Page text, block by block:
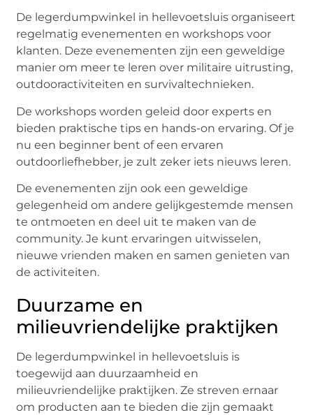
De legerdumpwinkel in hellevoetsluis organiseert
regelmatig evenementen en workshops voor
klanten. Deze evenementen zijn een geweldige
manier om meer te leren over militaire uitrusting,
outdooractiviteiten en survivaltechnieken.
De workshops worden geleid door experts en
bieden praktische tips en hands-on ervaring. Of je
nu een beginner bent of een ervaren
outdoorliefhebber, je zult zeker iets nieuws leren.
De evenementen zijn ook een geweldige
gelegenheid om andere gelijkgestemde mensen
te ontmoeten en deel uit te maken van de
community. Je kunt ervaringen uitwisselen,
nieuwe vrienden maken en samen genieten van
de activiteiten.
Duurzame en
milieuvriendelijke praktijken
De legerdumpwinkel in hellevoetsluis is
toegewijd aan duurzaamheid en
milieuvriendelijke praktijken. Ze streven ernaar
om producten aan te bieden die zijn gemaakt